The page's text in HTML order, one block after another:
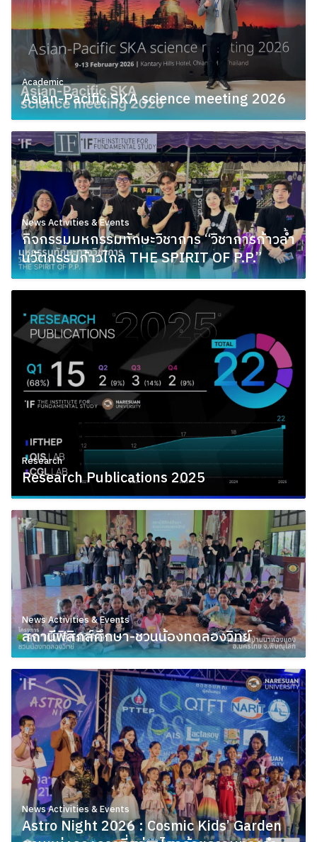
Academic
Asian-Pacific SKA science meeting 2026
February 9, 2026
News Activities & Events
กิจกรรมมหกรรมทักษะวิชาการ “วิชาการก้าวล้ำ
นวัตกรรมก้าวไกล THE SPIRIT OF P.P.”
February 3, 2026
Research
Research Publications 2025
February 3, 2026
News Activities & Events
สถานีฟิสิกส์ศึกษา-ชวนน้องทดลองวิทย์
January 27, 2026
News Activities & Events
Astro Night 2026 : Cosmic Kids’ Garden